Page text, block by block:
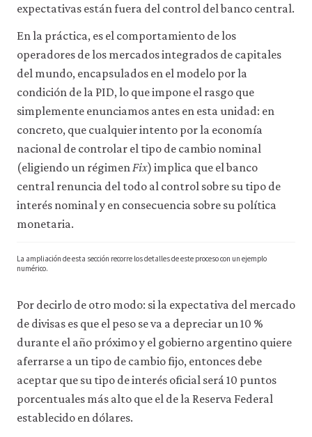
expectativas están fuera del control del banco central.
En la práctica, es el comportamiento de los
operadores de los mercados integrados de capitales
del mundo, encapsulados en el modelo por la
condición de la PID, lo que impone el rasgo que
simplemente enunciamos antes en esta unidad: en
concreto, que cualquier intento por la economía
nacional de controlar el tipo de cambio nominal
(eligiendo un régimenFix) implica que el banco
central renuncia del todo al control sobre su tipo de
interés nominal y en consecuencia sobre su política
monetaria.
La ampliación de esta sección recorre los detalles de este proceso con un ejemplo
numérico.
Por decirlo de otro modo: si la expectativa del mercado
de divisas es que el peso se va a depreciar un 10 %
durante el año próximo y el gobierno argentino quiere
aferrarse a un tipo de cambio fijo, entonces debe
aceptar que su tipo de interés oficial será 10 puntos
porcentuales más alto que el de la Reserva Federal
establecido en dólares.